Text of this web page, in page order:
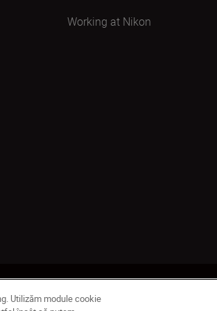
Working at Nikon
Utilizăm module cookie